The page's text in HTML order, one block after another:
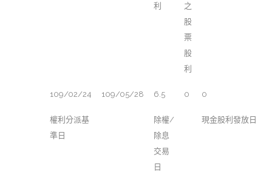
利
之
股
票
股
利
109/02/24 109/05/28 6.5 0 0
權利分派基
準日
除權/
除息
交易
日
現金股利發放日